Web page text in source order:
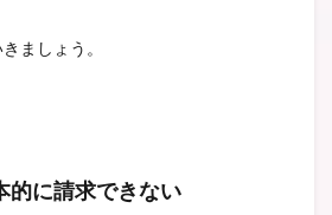
ましょう。
的に請求できない